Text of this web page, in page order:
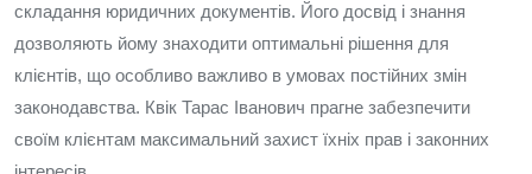
складання юридичних документів. Його досвід і знання
дозволяють йому знаходити оптимальні рішення для
клієнтів, що особливо важливо в умовах постійних змін
законодавства. Квік Тарас Іванович прагне забезпечити
своїм клієнтам максимальний захист їхніх прав і законних